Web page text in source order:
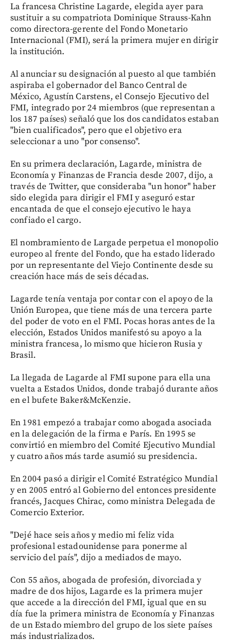
La francesa Christine Lagarde, elegida ayer para
sustituir a su compatriota Dominique Strauss-Kahn
como directora-gerente del Fondo Monetario
Internacional (FMI), será la primera mujer en dirigir
la institución.
Al anunciar su designación al puesto al que también
aspiraba el gobernador del Banco Central de
México, Agustín Carstens, el Consejo Ejecutivo del
FMI, integrado por 24 miembros (que representan a
los 187 países) señaló que los dos candidatos estaban
"bien cualificados", pero que el objetivo era
seleccionar a uno "por consenso".
En su primera declaración, Lagarde, ministra de
Economía y Finanzas de Francia desde 2007, dijo, a
través de Twitter, que consideraba "un honor" haber
sido elegida para dirigir el FMI y aseguró estar
encantada de que el consejo ejecutivo le haya
confiado el cargo.
El nombramiento de Largade perpetua el monopolio
europeo al frente del Fondo, que ha estado liderado
por un representante del Viejo Continente desde su
creación hace más de seis décadas.
Lagarde tenía ventaja por contar con el apoyo de la
Unión Europea, que tiene más de una tercera parte
del poder de voto en el FMI. Pocas horas antes de la
elección, Estados Unidos manifestó su apoyo a la
ministra francesa, lo mismo que hicieron Rusia y
Brasil.
La llegada de Lagarde al FMI supone para ella una
vuelta a Estados Unidos, donde trabajó durante años
en el bufete Baker&McKenzie.
En 1981 empezó a trabajar como abogada asociada
en la delegación de la firma e París. En 1995 se
convirtió en miembro del Comité Ejecutivo Mundial
y cuatro años más tarde asumió su presidencia.
En 2004 pasó a dirigir el Comité Estratégico Mundial
y en 2005 entró al Gobierno del entonces presidente
francés, Jacques Chirac, como ministra Delegada de
Comercio Exterior.
"Dejé hace seis años y medio mi feliz vida
profesional estadounidense para ponerme al
servicio del país", dijo a mediados de mayo.
Con 55 años, abogada de profesión, divorciada y
madre de dos hijos, Lagarde es la primera mujer
que accede a la dirección del FMI, igual que en su
día fue la primera ministra de Economía y Finanzas
de un Estado miembro del grupo de los siete países
más industrializados.